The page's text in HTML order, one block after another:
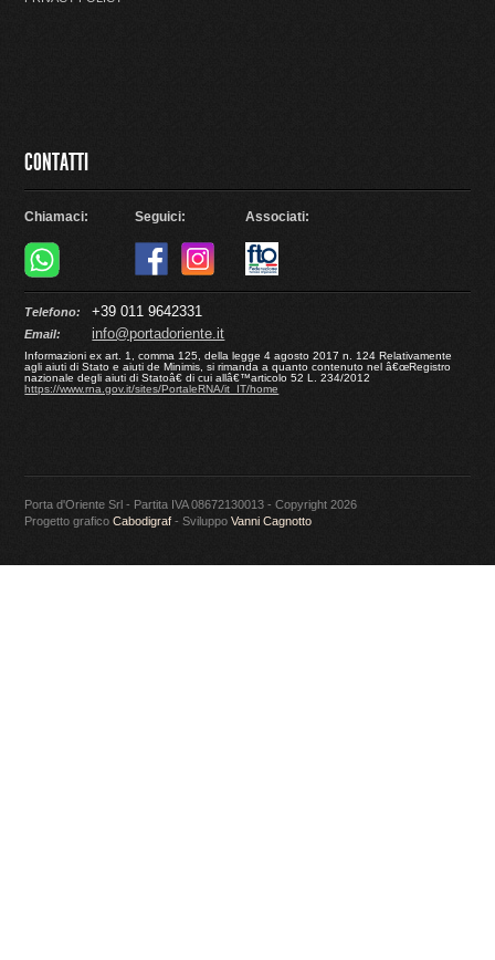
CONTATTI
Chiamaci: Seguici: Associati:
Telefono: +39 011 9642331
Email: info@portadoriente.it
Informazioni ex art. 1, comma 125, della legge 4 agosto 2017 n. 124 Relativamente
agli aiuti di Stato e aiuti de Minimis, si rimanda a quanto contenuto nel â€œRegistro
nazionale degli aiuti di Statoâ€ di cui allâ€™articolo 52 L. 234/2012
https://www.rna.gov.it/sites/PortaleRNA/it_IT/home
Porta d'Oriente Srl - Partita IVA 08672130013 - Copyright 2026
Progetto graficoCabodigraf - SviluppoVanni Cagnotto